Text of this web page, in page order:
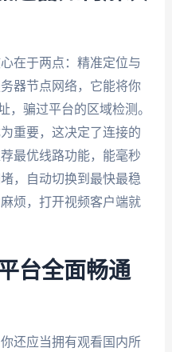
在于两点：精准定位与
器节点网络，它能将你
，骗过平台的区域检测。
重要，这决定了连接的
最优线路功能，能毫秒
，自动切换到最快最稳
烦，打开视频客户端就
台全面畅通
还应当拥有观看国内所